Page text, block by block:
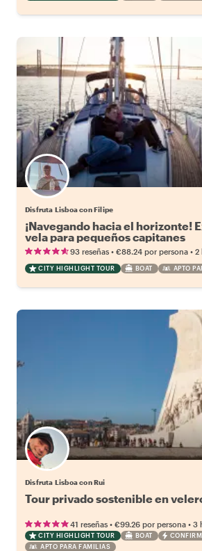
Disfruta Lisboa con Filipe
¡Navegando hacia el horizonte!
vela para pequeños capitanes
93 reseñas • €88.24 por persona • 2
CITY HIGHLIGHT TOUR BOAT APTO
Disfruta Lisboa con Rui
Tour privado sostenible en
41 reseñas • €99.26 por persona • 3
CITY HIGHLIGHT TOUR BOAT
APTO PARA FAMILIAS